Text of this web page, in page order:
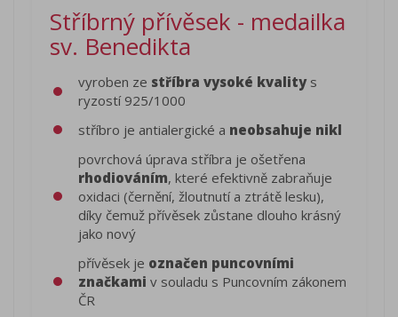
Stříbrný přívěsek - medailka
sv. Benedikta
vyroben ze stříbra vysoké kvalitys
ryzostí 925/1000
stříbro je antialergické a neobsahuje nikl
povrchová úprava stříbra je ošetřena
rhodiováním, které efektivně zabraňuje
oxidaci (černění, žloutnutí a ztrátě lesku),
díky čemuž přívěsek zůstane dlouho krásný
jako nový
přívěsek je označen puncovními
značkami v souladu s Puncovním zákonem
ČR